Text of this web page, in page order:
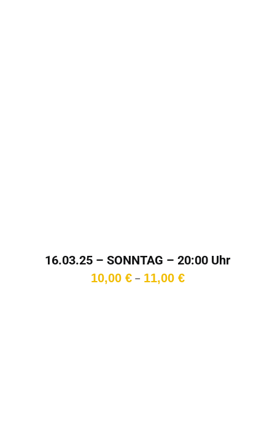
16.03.25 – SONNTAG – 20:00 Uhr
10,00 € – 11,00 €Preisspanne: